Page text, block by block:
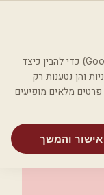
אנו משתמשים בעוגיות אנליטיקה (Google Analytics) כדי להבין כיצד
והן נטענות רק
מלאים מופיעים
אישור והמשך